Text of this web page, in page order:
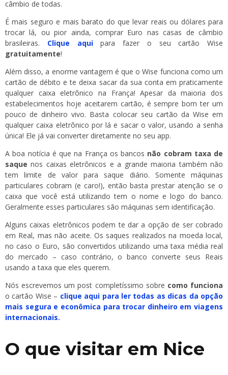
câmbio de todas.
É mais seguro e mais barato do que levar reais ou dólares para
trocar lá, ou pior ainda, comprar Euro nas casas de câmbio
brasileiras. Clique aquipara fazer o seu cartão Wise
gratuitamente!
Além disso, a enorme vantagem é que o Wise funciona como um
cartão de débito e te deixa sacar da sua conta em praticamente
qualquer caixa eletrônico na França! Apesar da maioria dos
estabelecimentos hoje aceitarem cartão, é sempre bom ter um
pouco de dinheiro vivo. Basta colocar seu cartão da Wise em
qualquer caixa eletrônico por lá e sacar o valor, usando a senha
única! Ele já vai converter diretamente no seu app.
A boa notícia é que na França os bancos não cobram taxa de
saque nos caixas eletrônicos e a grande maioria também não
tem limite de valor para saque diário. Somente máquinas
particulares cobram (e caro!), então basta prestar atenção se o
caixa que você está utilizando tem o nome e logo do banco.
Geralmente esses particulares são máquinas sem identificação.
Alguns caixas eletrônicos podem te dar a opção de ser cobrado
em Real, mas não aceite. Os saques realizados na moeda local,
no caso o Euro, são convertidos utilizando uma taxa média real
do mercado – caso contrário, o banco converte seus Reais
usando a taxa que eles querem.
Nós escrevemos um post completíssimo sobre como funciona
o cartão Wise – clique aqui para ler todas as dicas da opção
mais segura e econômica para trocar dinheiro em viagens
internacionais.
O que visitar em Nice